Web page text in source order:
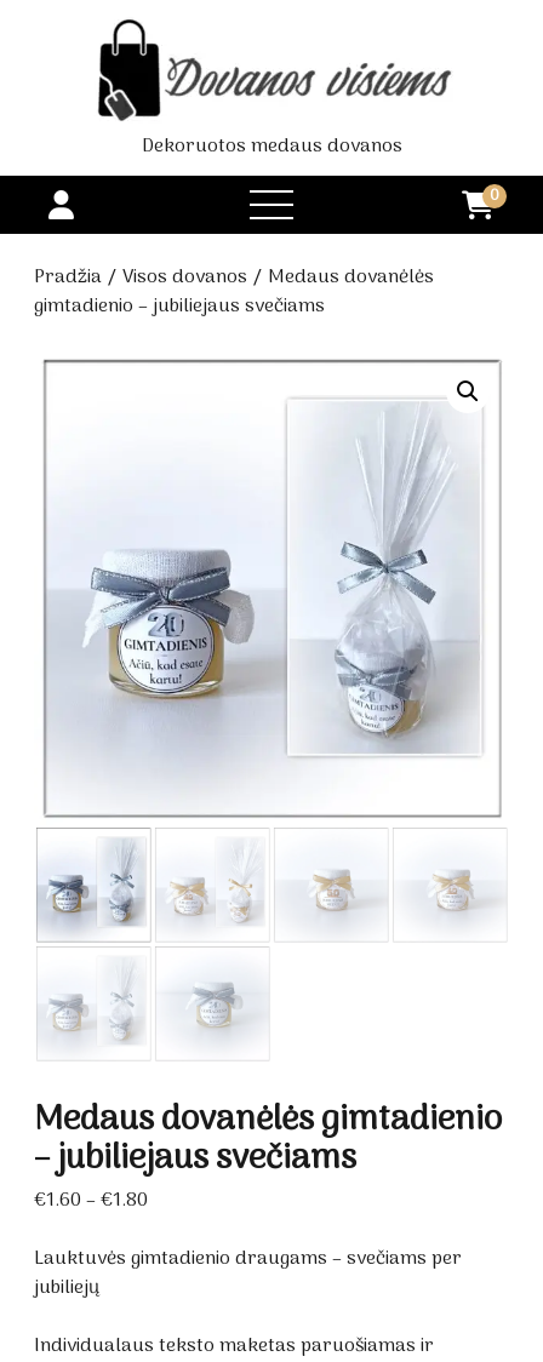
Dekoruotos medaus dovanos
open
menu
0
Pradžia/Visos dovanos / Medaus dovanėlės
gimtadienio – jubiliejaus svečiams
Medaus dovanėlės gimtadienio
– jubiliejaus svečiams
€1.60–€1.80
€1.60
Lauktuvės gimtadienio draugams – svečiams per
jubiliejų
Individualaus teksto maketas paruošiamas ir